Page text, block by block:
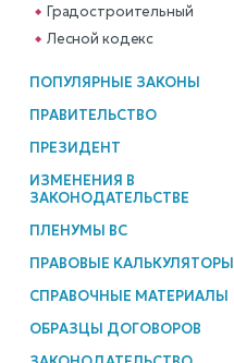
Градостроительный
Лесной кодекс
ПОПУЛЯРНЫЕ ЗАКОНЫ
ПРАВИТЕЛЬСТВО
ПРЕЗИДЕНТ
ИЗМЕНЕНИЯ В
ЗАКОНОДАТЕЛЬСТВЕ
ПЛЕНУМЫ ВС
ПРАВОВЫЕ КАЛЬКУЛЯТОРЫ
СПРАВОЧНЫЕ МАТЕРИАЛЫ
ОБРАЗЦЫ ДОГОВОРОВ